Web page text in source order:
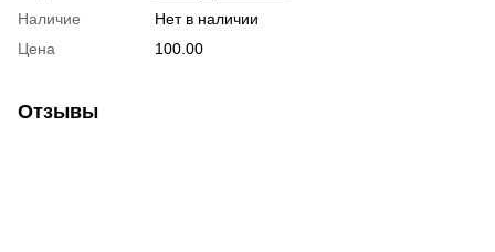
Наличие
Нет в наличии
Цена
100.00
Отзывы